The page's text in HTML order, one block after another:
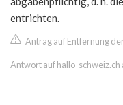
entrichten.
Antrag auf Entfernung
Antwort auf hallo-schweiz.ch